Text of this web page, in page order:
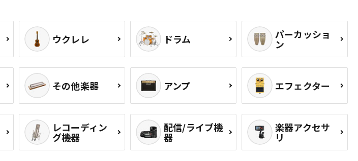
ウクレレ ドラム パーカッショ
ン
その他楽器 アンプ エフェクター
レコーディン
グ機器
配信/ライブ機
器
楽器アクセサ
リ